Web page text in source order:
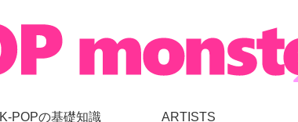
K-POPの基礎知識 ARTISTS